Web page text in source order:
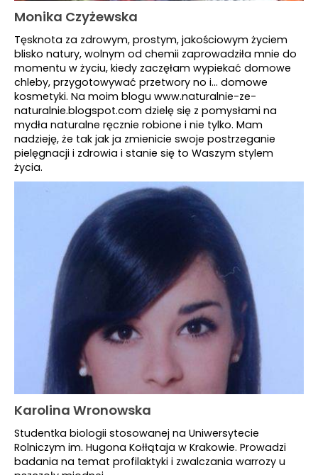
Monika Czyżewska
Tęsknota za zdrowym, prostym, jakościowym życiem
blisko natury, wolnym od chemii zaprowadziła mnie do
momentu w życiu, kiedy zaczęłam wypiekać domowe
chleby, przygotowywać przetwory no i... domowe
kosmetyki. Na moim blogu www.naturalnie-ze-
naturalnie.blogspot.com dzielę się z pomysłami na
mydła naturalne ręcznie robione i nie tylko. Mam
nadzieję, że tak jak ja zmienicie swoje postrzeganie
pielęgnacji i zdrowia i stanie się to Waszym stylem
życia.
Karolina Wronowska
Studentka biologii stosowanej na Uniwersytecie
Rolniczym im. Hugona Kołłątaja w Krakowie. Prowadzi
badania na temat profilaktyki i zwalczania warrozy u